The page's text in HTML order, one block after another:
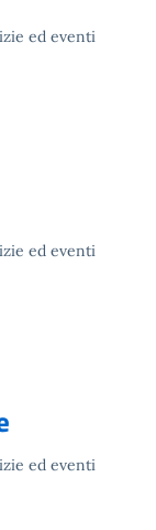
ed eventi
ed eventi
ed eventi